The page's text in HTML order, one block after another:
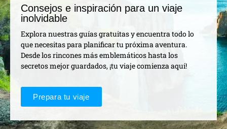
Consejos e inspiración para un viaje
inolvidable
Explora nuestras guías gratuitas y encuentra todo lo
que necesitas para planificar tu próxima aventura.
Desde los rincones más emblemáticos hasta los
secretos mejor guardados, ¡tu viaje comienza aquí!
Prepara tu viaje